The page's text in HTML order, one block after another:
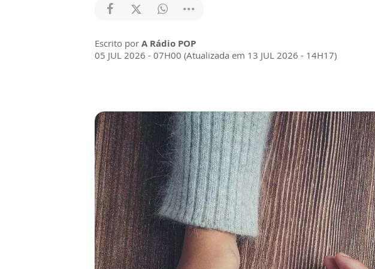
Escrito por A Rádio POP
05 JUL 2026 - 07H00 (Atualizada em 13 JUL 2026 - 14H17)